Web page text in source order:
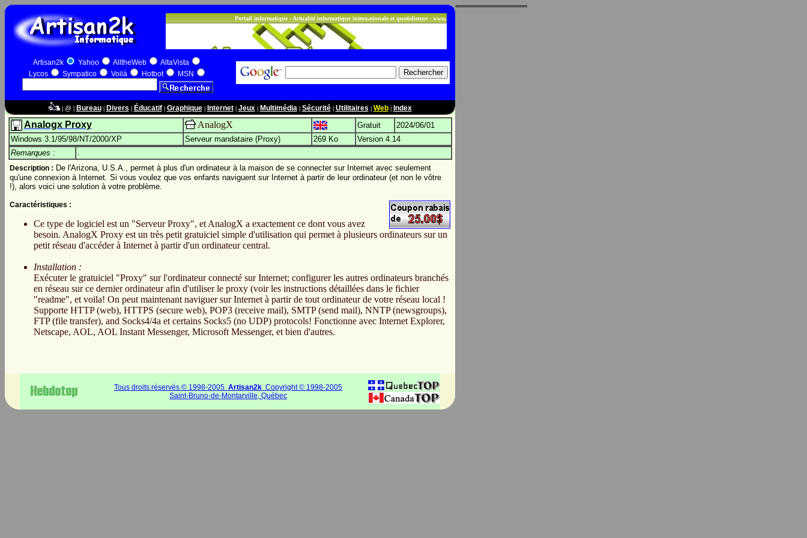
Artisan2k Yahoo AlltheWeb
AltaVista
Lycos
Sympatico Voilà Hotbot MSN
| @| Bureau Divers Éducatif| Graphique| Internet| Jeux| Multimédia| Sécurité| Utilitaires Web| Index
Analogx Proxy AnalogX Gratuit
2024/06/01
Windows 3.1/95/98/NT/2000/XP
Serveur mandataire (Proxy) 269 Ko
Version 4.14
Remarques :
.
Description : De l'Arizona, U.S.A., permet à plus d'un ordinateur à la maison de se connecter sur Internet avec seulement
qu'une connexion à Internet. Si vous voulez que vos enfants naviguent sur Internet à partir de leur ordinateur (et non le vôtre
!), alors voici une solution à votre problème.
Caractéristiques :
Ce type de logiciel est un "Serveur Proxy", et AnalogX a exactement ce dont vous avez
besoin. AnalogX Proxy est un très petit gratuiciel simple d'utilisation qui permet à plusieurs ordinateurs sur un
petit réseau d'accéder à Internet à partir d'un ordinateur central.
Installation :
Exécuter le gratuiciel "Proxy" sur l'ordinateur connecté sur Internet; configurer les autres ordinateurs branchés
en réseau sur ce dernier ordinateur afin d'utiliser le proxy (voir les instructions détaillées dans le fichier
"readme", et voila! On peut maintenant naviguer sur Internet à partir de tout ordinateur de votre réseau local !
Supporte HTTP (web), HTTPS (secure web), POP3 (receive mail), SMTP (send mail), NNTP (newsgroups),
FTP (file transfer), and Socks4/4a et certains Socks5 (no UDP) protocols! Fonctionne avec Internet Explorer,
Netscape, AOL, AOL Instant Messenger, Microsoft Messenger, et bien d'autres.
Tous droits réservés © 1998-2005 Artisan2k Copyright © 1998-2005
Saint-Bruno-de-Montarville, Québec